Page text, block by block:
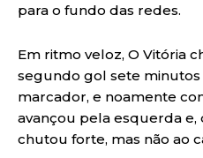
para o fundo das redes.
Em ritmo veloz, O Vitória
segundo gol sete
marcador, e noamente
avançou pela esquerda e,
chutou forte, mas não ao